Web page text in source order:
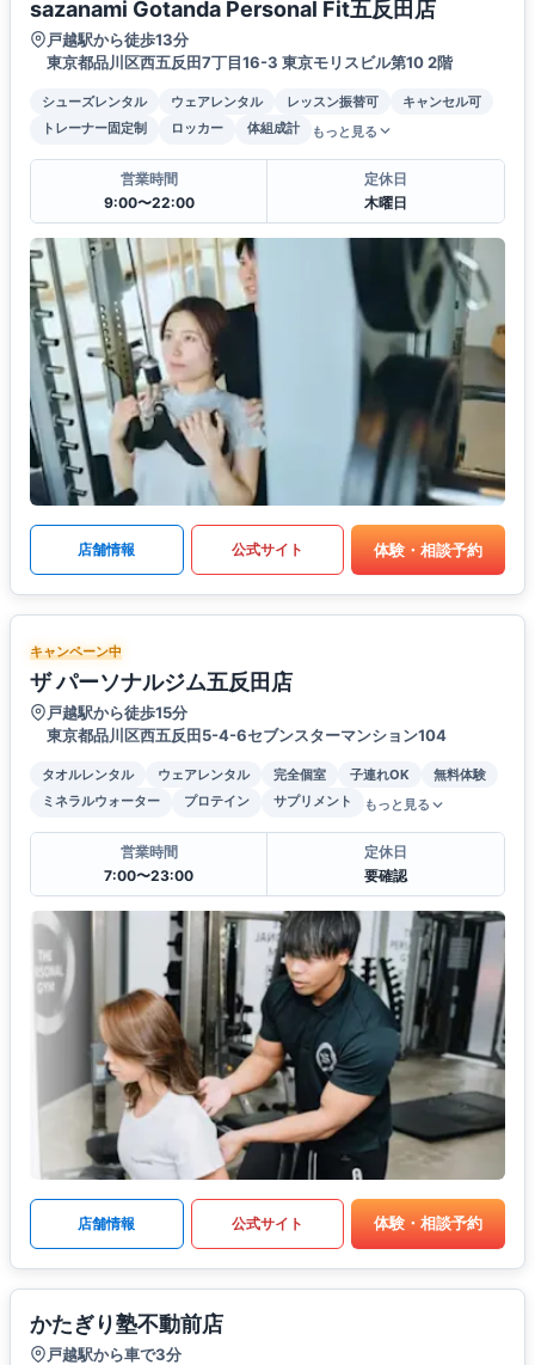
sazanami Gotanda Personal Fit五反田店
戸越駅から徒歩13分
東京都品川区西五反田7丁目16-3 東京モリスビル第10 2階
シューズレンタル ウェアレンタル レッスン振替可
キャンセル可
トレーナー固定制
ロッカー 体組成計 もっと見る
営業時間
9:00〜22:00
定休日
木曜日
店舗情報 公式サイト 体験・相談予約
キャンペーン中
ザ パーソナルジム五反田店
戸越駅から徒歩15分
東京都品川区西五反田5-4-6セブンスターマンション104
タオルレンタル ウェアレンタル 完全個室 子連れOK
無料体験
ミネラルウォーター
プロテイン サプリメント もっと見る
営業時間
7:00〜23:00
定休日
要確認
店舗情報 公式サイト 体験・相談予約
かたぎり塾不動前店
戸越駅から車で3分